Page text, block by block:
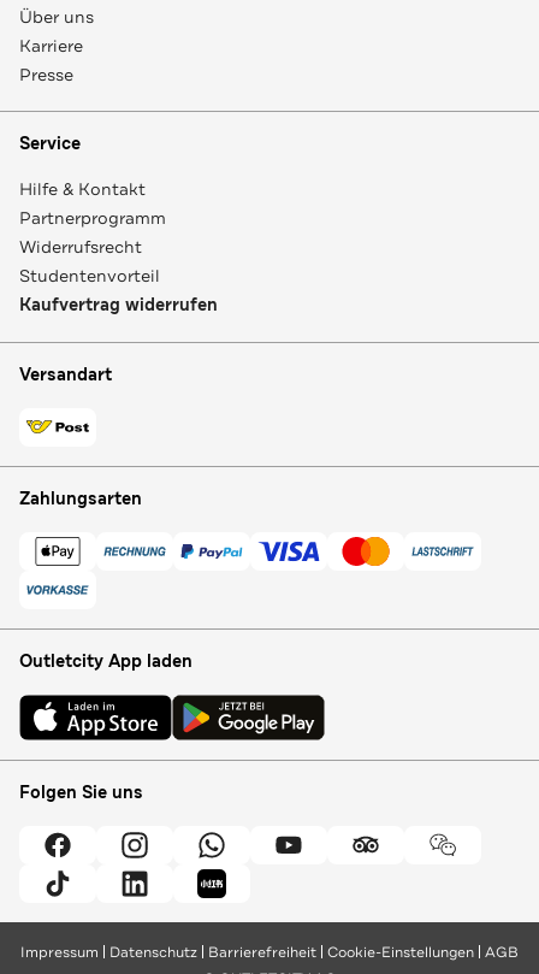
Über uns
Karriere
Presse
Service
Hilfe & Kontakt
Partnerprogramm
Widerrufsrecht
Studentenvorteil
Kaufvertrag widerrufen
Versandart
Zahlungsarten
Outletcity App laden
Folgen Sie uns
Impressum Datenschutz Barrierefreiheit Cookie-Einstellungen AGB